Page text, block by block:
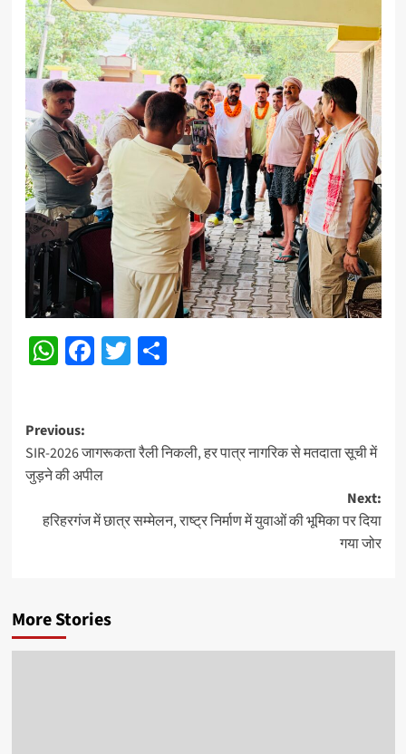
WhatsApp
Facebook
Twitter
Share
Post
navigation
Previous:
SIR-2026 जागरूकता रैली निकली, हर पात्र नागरिक से मतदाता सूची में
जुड़ने की अपील
Next:
हरिहरगंज में छात्र सम्मेलन, राष्ट्र निर्माण में युवाओं की भूमिका पर दिया
गया जोर
More Stories